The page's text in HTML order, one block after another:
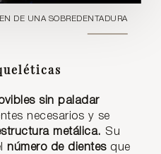
DE UNA SOBREDENTADURA
sin paladar
necesarios y se
metálica. Su
número de dientesque